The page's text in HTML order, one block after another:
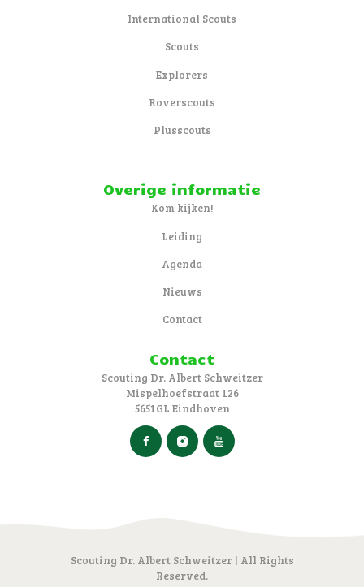
International Scouts
Scouts
Explorers
Roverscouts
Plusscouts
Overige informatie
Kom kijken!
Leiding
Agenda
Nieuws
Contact
Contact
Scouting Dr. Albert Schweitzer
Mispelhoefstraat 126
5651GL Eindhoven
Scouting Dr. Albert Schweitzer | All Rights
Reserved.